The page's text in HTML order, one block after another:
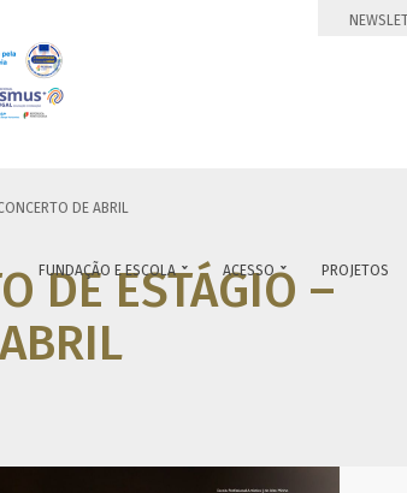
FUNDAÇÃO E ESCOLA  ACESSO  PROJETOS
DE ABRIL
DE ESTÁGIO –